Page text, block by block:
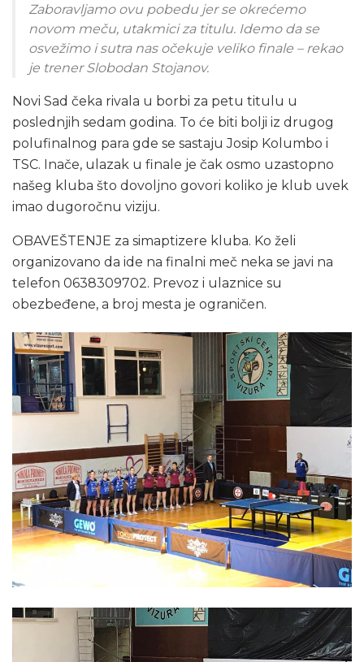
Zaboravljamo ovu pobedu jer se okrećemo
novom meču, utakmici za titulu. Idemo da se
osvežimo i sutra nas očekuje veliko finale – rekao
je trener Slobodan Stojanov.
Novi Sad čeka rivala u borbi za petu titulu u
poslednjih sedam godina. To će biti bolji iz drugog
polufinalnog para gde se sastaju Josip Kolumbo i
TSC. Inače, ulazak u finale je čak osmo uzastopno
našeg kluba što dovoljno govori koliko je klub uvek
imao dugoročnu viziju.
OBAVEŠTENJE za simaptizere kluba. Ko želi
organizovano da ide na finalni meč neka se javi na
telefon 0638309702. Prevoz i ulaznice su
obezbeđene, a broj mesta je ograničen.